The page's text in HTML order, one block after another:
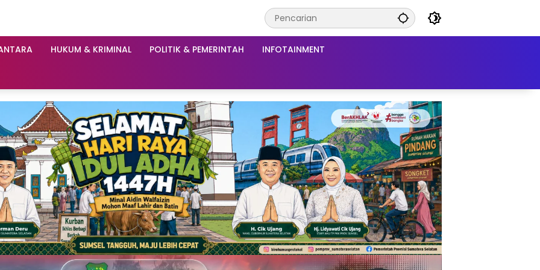
HUKUM & KRIMINAL POLITIK & PEMERINTAH INFOTAINMENT